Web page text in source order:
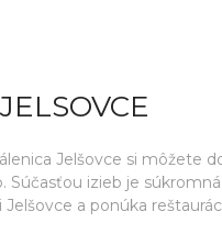
Jelšovce si môžete
Súčasťou izieb je
a ponúka